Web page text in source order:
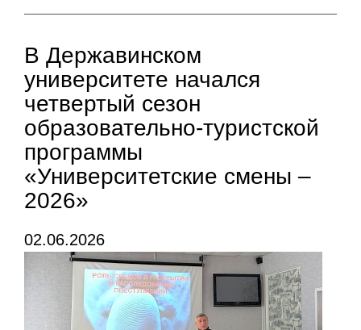
В Державинском
университете начался
четвертый сезон
образовательно-туристской
программы
«Университетские смены –
2026»
02.06.2026